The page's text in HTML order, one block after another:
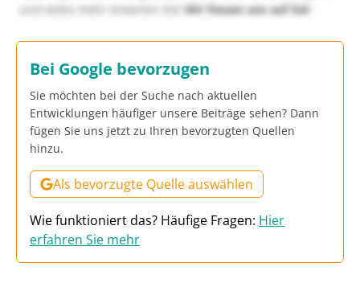
und vieles mehr erwarten Sie!Wir freuen uns auf Sie!
Bei Google bevorzugen
Sie möchten bei der Suche nach aktuellen
Entwicklungen häufiger unsere Beiträge sehen? Dann
fügen Sie uns jetzt zu Ihren bevorzugten Quellen
hinzu.
Als bevorzugte Quelle auswählen
Wie funktioniert das? Häufige Fragen: Hier
erfahren Sie mehr